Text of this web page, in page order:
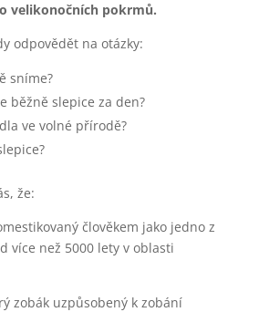
velikonočních pokrmů.
odpovědět na otázky:
sníme?
běžně slepice za den?
ve volné přírodě?
že:
člověkem jako jedno z
více než 5000 lety v oblasti
zobák uzpůsobený k zobání